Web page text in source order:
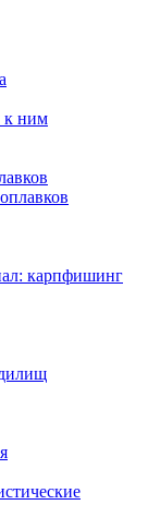
к ним
карпфишинг